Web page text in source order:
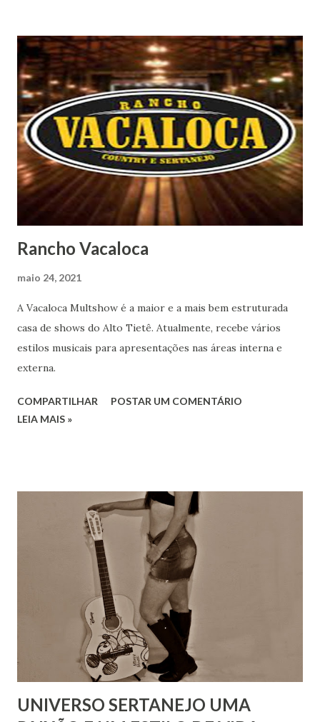
Rancho Vacaloca
maio 24, 2021
A Vacaloca Multshow é a maior e a mais bem estruturada
casa de shows do Alto Tietê. Atualmente, recebe vários
estilos musicais para apresentações nas áreas interna e
externa.
COMPARTILHAR
POSTAR UM COMENTÁRIO
LEIA MAIS »
UNIVERSO SERTANEJO UMA